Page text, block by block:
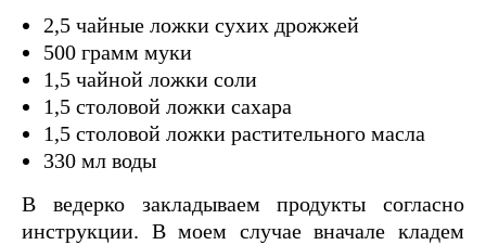
2,5 чайные ложки сухих дрожжей
500 грамм муки
1,5 чайной ложки соли
1,5 столовой ложки сахара
1,5 столовой ложки растительного масла
330 мл воды
В ведерко закладываем продукты согласно
инструкции. В моем случае вначале кладем